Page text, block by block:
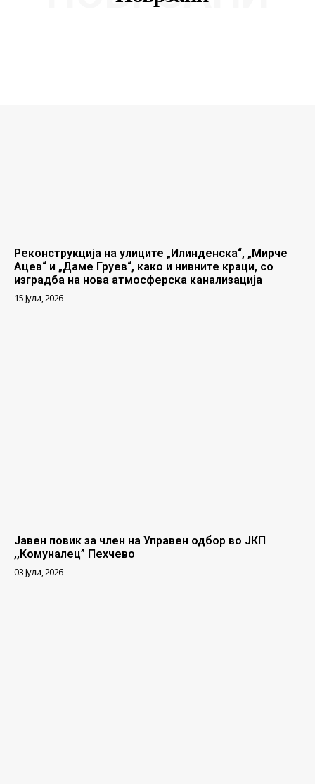
Реконструкција на улиците „Илинденска“, „Мирче
Ацев“ и „Даме Груев“, како и нивните краци, со
изградба на нова атмосферска канализација
15 Јули, 2026
Јавен повик за член на Управен одбор во ЈКП
,,Комуналец” Пехчево
03 Јули, 2026